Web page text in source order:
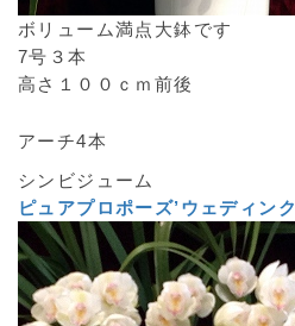
ボリューム満点大鉢です
7号３本
高さ１００ｃｍ前後
アーチ4本
シンビジューム
ピュアプロポーズ’ウェディンク